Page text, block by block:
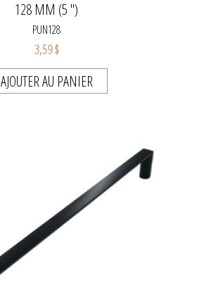
128 MM (5 ")
PUN128
3,59 $
AJOUTER AU PANIER